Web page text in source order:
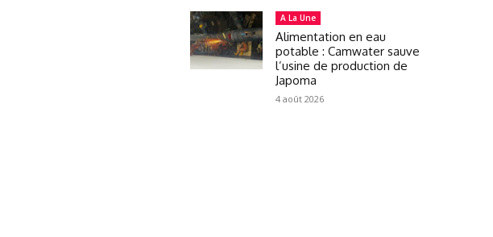
A La Une
Alimentation en eau
potable : Camwater sauve
l’usine de production de
Japoma
4 août 2026